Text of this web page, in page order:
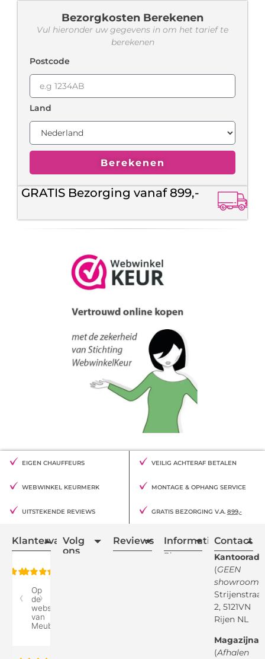
Bezorgkosten Berekenen
Vul hieronder uw gegevens in om het tarief te
berekenen
Postcode
Land
Berekenen
GRATIS Bezorging vanaf 899,-
EIGEN CHAUFFEURS VEILIG ACHTERAF BETALEN
WEBWINKEL KEURMERK MONTAGE & OPHANG SERVICE
UITSTEKENDE REVIEWS GRATIS BEZORGING V.A. 899,-
Klantervaring
Volg
ons
Reviews Informatie
Blogs
Retourvoorwaarden
Betaalmethodes
Montageservice
Contact
(GEEN
showroom
Strijenstraat
2, 5121VN
Rijen NL
(Afhalen